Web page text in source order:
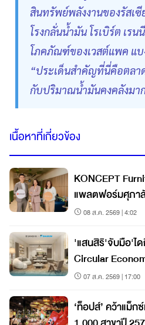
สินทรัพย์พลังงานของรัสเซี
โรงกลั่นน้ำมัน โรเบิร์ต เร
โภคภัณฑ์ของเวสต์แพค แบ
“ประเด็นสำคัญที่นี่คือตลา
กับปริมาณน้ำมันคงคลังมา
เนื้อหาที่เกี่ยวข้อง
KONCEPT
แพลตฟอร์มศุภา
08 ส.ค. 2569 | 4:02
'แสนสิริ'จับมือ'ไ
Circular
07 ส.ค. 2569 | 17:00
‘ท็อปส์’ คว้าแม็ก